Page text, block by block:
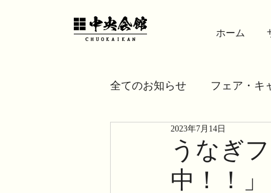
ホーム
全てのお知らせ フェア・キ
うなぎ
中！！」
2023年7月14日